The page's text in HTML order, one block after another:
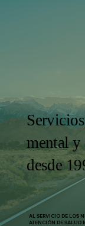
mental y
desde
AL SERVICIO DE LOS
ATENCIÓN DE SALUD